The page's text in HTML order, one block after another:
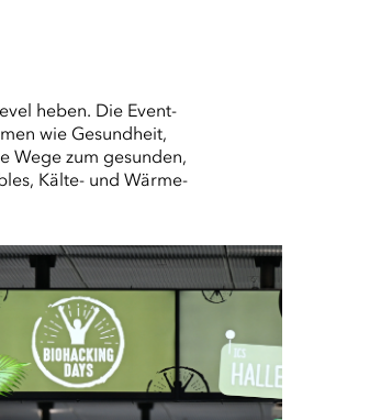
heben. Die Event-
wie Gesundheit,
Wege zum gesunden,
Kälte- und Wärme-